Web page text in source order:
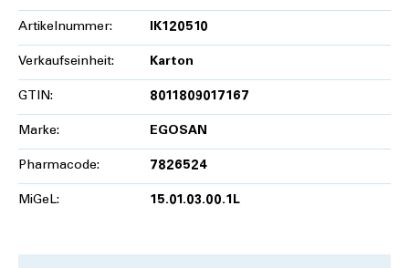
Artikelnummer: IK120510
Verkaufseinheit: Karton
GTIN: 8011809017167
Marke: EGOSAN
Pharmacode: 7826524
MiGeL: 15.01.03.00.1L